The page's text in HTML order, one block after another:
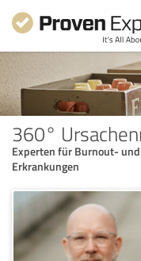
360°
Experten für Burnout-
Erkrankungen